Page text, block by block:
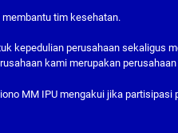
tim kesehatan.
kepedulian perusahaan sekaligus
kami merupakan
MM IPU mengakui jika